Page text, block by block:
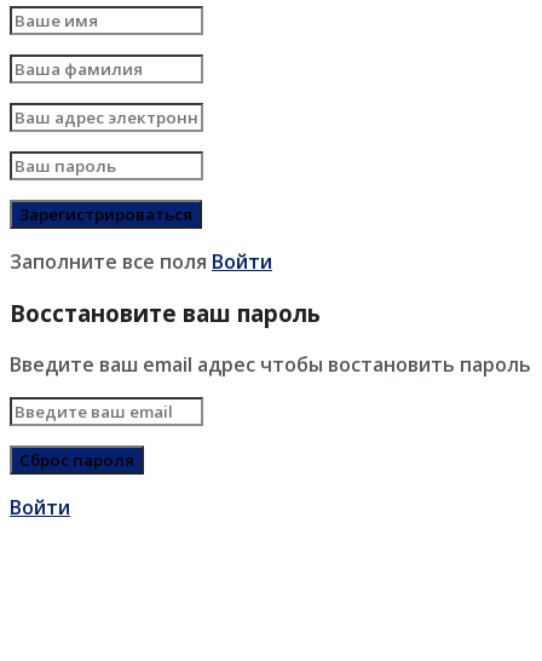
Заполните все поля Войти
Восстановите ваш пароль
Введите ваш email адрес чтобы востановить пароль
Войти